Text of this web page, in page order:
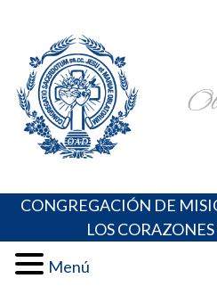
content
Portal de los Padres Oblatos.
Oraciones, Música religiosa y
CONGREGACIÓN DE
LOS
Menú